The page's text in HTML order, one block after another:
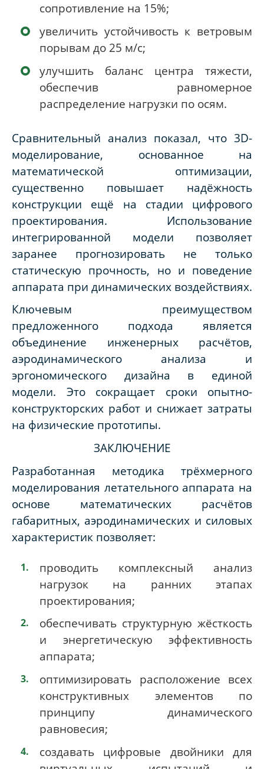
сопротивление на 15%;
увеличить устойчивость к ветровым
порывам до 25 м/с;
улучшить баланс центра тяжести,
обеспечив равномерное
распределение нагрузки по осям.
Сравнительный анализ показал, что 3D-
моделирование, основанное на
математической оптимизации,
существенно повышает надёжность
конструкции ещё на стадии цифрового
проектирования. Использование
интегрированной модели позволяет
заранее прогнозировать не только
статическую прочность, но и поведение
аппарата при динамических воздействиях.
Ключевым преимуществом
предложенного подхода является
объединение инженерных расчётов,
аэродинамического анализа и
эргономического дизайна в единой
модели. Это сокращает сроки опытно-
конструкторских работ и снижает затраты
на физические прототипы.
ЗАКЛЮЧЕНИЕ
Разработанная методика трёхмерного
моделирования летательного аппарата на
основе математических расчётов
габаритных, аэродинамических и силовых
характеристик позволяет:
проводить комплексный анализ
нагрузок на ранних этапах
проектирования;
обеспечивать структурную жёсткость
и энергетическую эффективность
аппарата;
оптимизировать расположение всех
конструктивных элементов по
принципу динамического
равновесия;
создавать цифровые двойники для